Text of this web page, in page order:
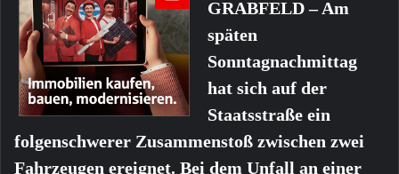
GRABFELD – Am
späten
Sonntagnachmittag
hat sich auf der
Staatsstraße ein
folgenschwerer Zusammenstoß zwischen zwei
Fahrzeugen ereignet. Bei dem Unfall an einer